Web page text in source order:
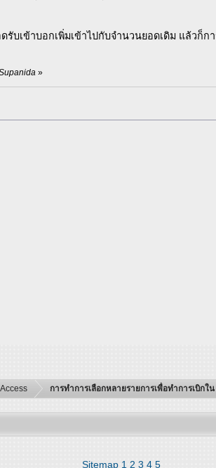
บเข้าบอกเพิ่มเข้าไปกับจำนวนยอดเดิม แล้วก็
»
การทำการเลือกหลายรายการเพื่อทำการเบิก
Sitemap 1 2 3 4 5